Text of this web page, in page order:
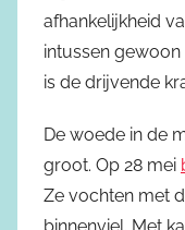
afhankelijkheid
intussen gewoon
is de drijvende
De woede in de
groot. Op 28 mei
Ze vochten met
binnenviel. Met